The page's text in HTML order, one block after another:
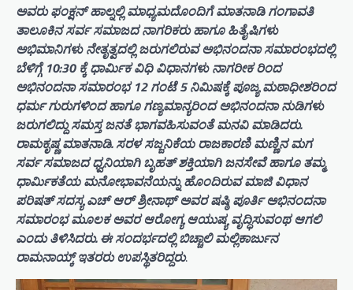
ಅವರು ಫಂಕ್ಷನ್ ಹಾಲ್ನಲ್ಲಿ ಮಾಧ್ಯಮದೊಂದಿಗೆ ಮಾತನಾಡಿ ಗಂಗಾವತಿ
ತಾಲೂಕಿನ ಸರ್ವ ಸಮಾಜದ ನಾಗರಿಕರು ಹಾಗೂ ಹಿತೈಷಿಗಳು
ಅಭಿಮಾನಿಗಳು ನೇತೃತ್ವದಲ್ಲಿ ಜರುಗಲಿರುವ ಅಭಿನಂದನಾ ಸಮಾರಂಭದಲ್ಲಿ
ಬೆಳಿಗ್ಗೆ 10:30 ಕ್ಕೆ ಧಾರ್ಮಿಕ ವಿಧಿ ವಿಧಾನಗಳು ನಾಗರೀಕ ರಿಂದ
ಅಭಿನಂದನಾ ಸಮಾರಂಭ 12 ಗಂಟೆ 5 ನಿಮಿಷಕ್ಕೆ ಪೂಜ್ಯ ಮಠಾಧೀಶರಿಂದ
ಧರ್ಮ ಗುರುಗಳಿಂದ ಹಾಗೂ ಗಣ್ಯಮಾನ್ಯರಿಂದ ಅಭಿನಂದನಾ ನುಡಿಗಳು
ಜರುಗಲಿದ್ದು ಸಮಸ್ತ ಜನತೆ ಭಾಗವಹಿಸುವಂತೆ ಮನವಿ ಮಾಡಿದರು.
ರಾಮಕೃಷ್ಣ ಮಾತನಾಡಿ. ಸರಳ ಸಜ್ಜನಿಕೆಯ ರಾಜಕಾರಣಿ ಮಣ್ಣಿನ ಮಗ
ಸರ್ವ ಸಮಾಜದ ಧ್ವನಿಯಾಗಿ ಬೃಹತ್ ಶಕ್ತಿಯಾಗಿ ಜನಸೇವೆ ಹಾಗೂ ತಮ್ಮ
ಧಾರ್ಮಿಕತೆಯ ಮನೋಭಾವನೆಯನ್ನು ಹೊಂದಿರುವ ಮಾಜಿ ವಿಧಾನ
ಪರಿಷತ್ ಸದಸ್ಯ ಎಚ್ ಆರ್ ಶ್ರೀನಾಥ್ ಅವರ ಷಷ್ಠಿ ಪೂರ್ತಿ ಅಭಿನಂದನಾ
ಸಮಾರಂಭ ಮೂಲಕ ಅವರ ಆರೋಗ್ಯ ಆಯುಷ್ಯ ವೃದ್ಧಿಸುವಂಥ ಆಗಲಿ
ಎಂದು ತಿಳಿಸಿದರು. ಈ ಸಂದರ್ಭದಲ್ಲಿ ಬಿಚ್ಚಾಲಿ ಮಲ್ಲಿಕಾರ್ಜುನ
ರಾಮನಾಯ್ಕ್ ಇತರರು ಉಪಸ್ಥಿತರಿದ್ದರು.